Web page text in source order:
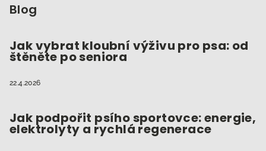
Blog
Jak vybrat kloubní výživu pro psa: od
štěněte po seniora
22.4.2026
Jak podpořit psího sportovce: energie,
elektrolyty a rychlá regenerace